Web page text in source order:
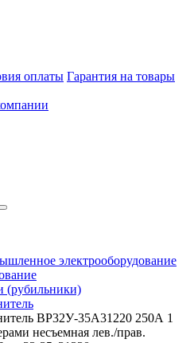
оплаты Гарантия на товары
электрооборудование
(рубильники)
ВР32У-35А31220 250А 1
несъемная лев./прав.